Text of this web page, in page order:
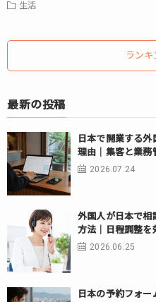
生活
ランキ
最新の投稿
日本で開業する
理由｜集客と業務
2026.07.24
外国人が日本で相
方法｜日程調整を
2026.06.25
日本の予約フォ